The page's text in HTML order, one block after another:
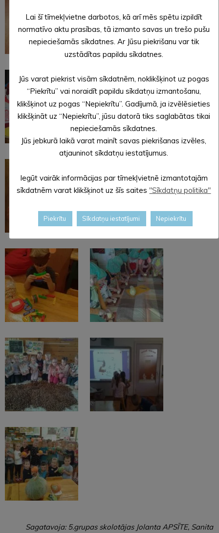
Sagatavoja: 5.grupas skolotājas Jolanta APSĪTE, Sanita
Lai šī tīmekļvietne darbotos, kā arī mēs spētu izpildīt
normatīvo aktu prasības, tā izmanto savas un trešo pušu
nepieciešamās sīkdatnes. Ar Jūsu piekrišanu var tik
uzstādītas papildu sīkdatnes.
Jūs varat piekrist visām sīkdatnēm, noklikšķinot uz pogas
“Piekrītu” vai noraidīt papildu sīkdatņu izmantošanu,
klikšķinot uz pogas “Nepiekrītu”. Gadījumā, ja izvēlēsieties
klikšķināt uz “Nepiekrītu”, jūsu datorā tiks saglabātas tikai
nepieciešamās sīkdatnes.
Jūs jebkurā laikā varat mainīt savas piekrišanas izvēles,
atjauninot sīkdatņu iestatījumus.
Iegūt vairāk informācijas par tīmekļvietnē izmantotajām
sīkdatnēm varat klikšķinot uz šīs saites "Sīkdatņu politika"
Piekrītu Sīkdatņu iestatījumi Nepiekrītu